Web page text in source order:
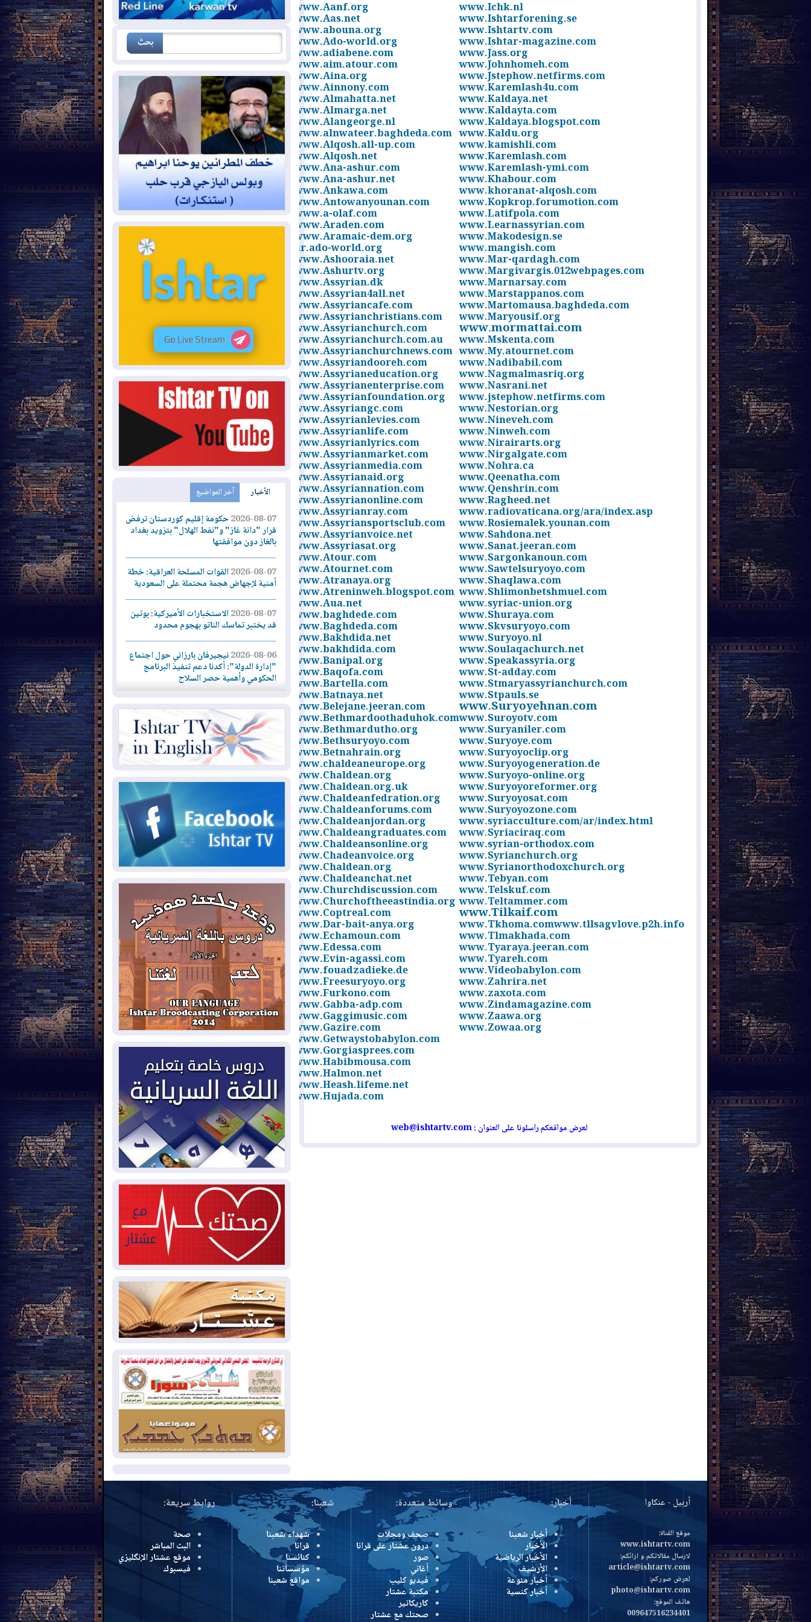
www.Aanf.org
www.Aas.net
www.abouna.org
www.Ado-world.org
www.adiabene.com
www.aim.atour.com
www.Aina.org
www.Ainnony.com
www.Almahatta.net
www.Almarga.net
www.Alangeorge.nl
www.alnwateer.baghdeda.com
www.Alqosh.all-up.com
www.Alqosh.net
www.Ana-ashur.com
www.Ana-ashur.net
www.Ankawa.com
www.Antowanyounan.com
www.a-olaf.com
www.Araden.com
www.Aramaic-dem.org
ar.ado-world.org
www.Ashooraia.net
www.Ashurtv.org
www.Assyrian.dk
www.Assyrian4all.net
www.Assyriancafe.com
www.Assyrianchristians.com
www.Assyrianchurch.com
www.Assyrianchurch.com.au
www.Assyrianchurchnews.com
www.Assyriandooreh.com
www.Assyrianeducation.org
www.Assyrianenterprise.com
www.Assyrianfoundation.org
www.Assyriangc.com
www.Assyrianlevies.com
www.Assyrianlife.com
www.Assyrianlyrics.com
www.Assyrianmarket.com
www.Assyrianmedia.com
www.Assyrianaid.org
www.Assyriannation.com
www.Assyrianonline.com
www.Assyrianray.com
www.Assyriansportsclub.com
www.Assyrianvoice.net
www.Assyriasat.org
www.Atour.com
www.Atournet.com
www.Atranaya.org
www.Atreninweh.blogspot.com
www.Aua.net
www.baghdede.com
www.Baghdeda.com
www.Bakhdida.net
www.bakhdida.com
www.Banipal.org
www.Baqofa.com
www.Bartella.com
www.Batnaya.net
www.Belejane.jeeran.com
www.Bethmardoothaduhok.com
www.Bethmardutho.org
www.Bethsuryoyo.com
www.Betnahrain.org
www.chaldeaneurope.org
www.Chaldean.org
www.Chaldean.org.uk
www.Chaldeanfedration.org
www.Chaldeanforums.com
www.Chaldeanjordan.org
www.Chaldeangraduates.com
www.Chaldeansonline.org
www.Chadeanvoice.org
www.Chaldean.org
www.Chaldeanchat.net
www.Churchdiscussion.com
www.Churchoftheeastindia.org
www.Coptreal.com
www.Dar-bait-anya.org
www.Echamoun.com
www.Edessa.com
www.Evin-agassi.com
www.fouadzadieke.de
www.Freesuryoyo.org
www.Furkono.com
www.Gabba-adp.com
www.Gaggimusic.com
www.Gazire.com
www.Getwaystobabylon.com
www.Gorgiasprees.com
www.Habibmousa.com
www.Halmon.net
www.Heash.lifeme.net
www.Hujada.com
www.Ichk.nl
www.Ishtarforening.se
www.Ishtartv.com
www.Ishtar-magazine.com
www.Jass.org
www.Johnhomeh.com
www.Jstephow.netfirms.com
www.Karemlash4u.com
www.Kaldaya.net
www.Kaldayta.com
www.Kaldaya.blogspot.com
www.Kaldu.org
www.kamishli.com
www.Karemlash.com
www.Karemlash-ymi.com
www.Khabour.com
www.khoranat-alqosh.com
www.Kopkrop.forumotion.com
www.Latifpola.com
www.Learnassyrian.com
www.Makodesign.se
www.mangish.com
www.Mar-qardagh.com
www.Margivargis.012webpages.com
www.Marnarsay.com
www.Marstappanos.com
www.Martomausa.baghdeda.com
www.Maryousif.org
www.mormattai.com
www.Mskenta.com
www.My.atournet.com
www.Nadibabil.com
www.Nagmalmasriq.org
www.Nasrani.net
www.jstephow.netfirms.com
www.Nestorian.org
www.Nineveh.com
www.Ninweh.com
www.Nirairarts.org
www.Nirgalgate.com
www.Nohra.ca
www.Qeenatha.com
www.Qenshrin.com
www.Ragheed.net
www.radiovaticana.org/ara/index.asp
www.Rosiemalek.younan.com
www.Sahdona.net
www.Sanat.jeeran.com
www.Sargonkanoun.com
www.Sawtelsuryoyo.com
www.Shaqlawa.com
www.Shlimonbetshmuel.com
www.syriac-union.org
www.Shuraya.com
www.Skvsuryoyo.com
www.Suryoyo.nl
www.Soulaqachurch.net
www.Speakassyria.org
www.St-adday.com
www.Stmaryassyrianchurch.com
www.Stpauls.se
www.Suryoyehnan.com
www.Suroyotv.com
www.Suryaniler.com
www.Suryoye.com
www.Suryoyoclip.org
www.Suryoyogeneration.de
www.Suryoyo-online.org
www.Suryoyoreformer.org
www.Suryoyosat.com
www.Suryoyozone.com
www.syriacculture.com/ar/index.html
www.Syriaciraq.com
www.syrian-orthodox.com
www.Syrianchurch.org
www.Syrianorthodoxchurch.org
www.Tebyan.com
www.Telskuf.com
www.Teltammer.com
www.Tilkaif.com
www.Tkhoma.comwww.tllsagvlove.p2h.info
www.Tlmakhada.com
www.Tyaraya.jeeran.com
www.Tyareh.com
www.Videobabylon.com
www.Zahrira.net
www.zaxota.com
www.Zindamagazine.com
www.Zaawa.org
www.Zowaa.org
لعرض مواقعكم راسلونا على العنوان :web@ishtartv.com
الأخبار آخر المواضيع
2026-08-07حكومة إقليم كوردستان ترفض
قرار "دانة غاز" و"نفط الهلال" بتزويد بغداد
بالغاز دون موافقتها
2026-08-07القوات المسلحة العراقية: خطة
أمنية لإجهاض هجمة محتملة على السعودية
2026-08-07الاستخبارات الأميركية: بوتين
قد يختبر تماسك الناتو بهجوم محدود
2026-08-06نيجيرفان بارزاني حول اجتماع
"إدارة الدولة": أكدنا دعم تنفيذ البرنامج
الحكومي وأهمية حصر السلاح
2026-08-06ائتلاف ادارة الدولة: من
يقومون بسلوك يهدد امن البلاد خارجون عن
القانون يجب محاربتهم
2026-08-06بعد هجومين قرب باب المندب..
الأحمر
2026-08-06مئات القاصرين بلا مأوى.. أزمة
سبتة تتصاعد وتضغط على مدريد
لمدة عام.. بدء توريد 100
مليون قدم مكعب يومياً من غاز كورمور في
إقليم كوردستان إلى وزارة الكهرباء العراقية
2026-08-05
15كارثة بيئية ومناخية ترسم
ملامح أخطر التحديات التي تواجه العراق
اليوم
2026-08-05
حرائق فرنسا.. توقيف 402
شخص بينهم 156 قاصرا منذ بداية موسم
الحرائق
2026-08-04سومو: إنتاج النفط في إقليم
كوردستان انخفض إلى أقل من 10%
ملفات حقبة الكاظمي تعود إلى
الواجهة.. أنباء عن مراجعات قضائية
وتحقيقات أوسع في قضايا فساد
2026-08-04بيترو يشكو تزوير الانتخابات
الرئاسية ويحذر من "حرب أهلية" في
كولومبيا
2026-08-03رئيس إقليم كوردستان في
2026-08-03
العراق يؤكد مجدداً التزامه
بمنع الهجمات على الدول المجاورة
2026-08-03
العجز والاقتراض يطوقان
دينار!
2026-08-03كوبا تغرق في الظلام مجددا
وانهيار الشبكة الكهربائية
2026-08-03
أوامر بإجلاء 60 ألف شخص
بسبب الحرائق في ولاية واشنطن
2026-08-02مشروع "حسابي" يُمهل
الموظفين حتى نهاية أغسطس لاستلام
بطاقاتهم المصرفية
2026-08-02دمشق وعمّان تحذران بغداد:
أي هجوم من أراضي العراق سيواجه برد
المزيد
أربيل - عنكاوا
موقع القناة:
www.ishtartv.com
لارسال مقالاتكم و ارائكم:
article@ishtartv.com
لعرض صوركم:
photo@ishtartv.com
هاتف الموقع:
009647516234401
أخبار:
أخبار شعبنا
الأخبار
الأخبار الرياضية
الأرشيف
أخبار منوعة
أخبار كنسية
وسائط متعددة:
صحف ومجلات
درون عشتار على قرانا
صور
أغاني
فيديو كليب
مكتبة عشتار
كاريكاتير
صحتك مع عشتار
شعبنا:
شهداء شعبنا
قرانا
كنائسنا
مؤسساتنا
مواقع شعبنا
روابط سريعة:
صحة
البث المباشر
موقع عشتار الإنگليزي
فيسبوك